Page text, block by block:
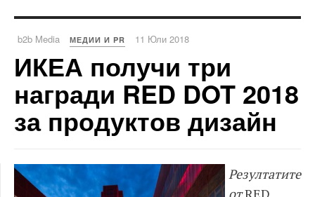
b2b Media МЕДИИ И PR 11 Юли 2018
ИКЕА получи три
награди RED DOT 2018
за продуктов дизайн
Резултатите
отRED